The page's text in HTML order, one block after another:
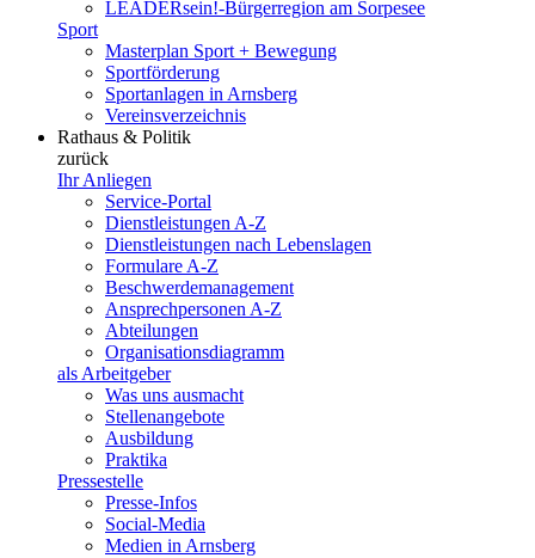
LEADERsein!-Bürgerregion am Sorpesee
Sport
Masterplan Sport + Bewegung
Sportförderung
Sportanlagen in Arnsberg
Vereinsverzeichnis
Rathaus & Politik
zurück
Ihr Anliegen
Service-Portal
Dienstleistungen A-Z
Dienstleistungen nach Lebenslagen
Formulare A-Z
Beschwerdemanagement
Ansprechpersonen A-Z
Abteilungen
Organisationsdiagramm
als Arbeitgeber
Was uns ausmacht
Stellenangebote
Ausbildung
Praktika
Pressestelle
Presse-Infos
Social-Media
Medien in Arnsberg